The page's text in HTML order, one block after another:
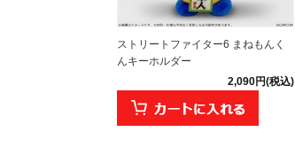
ストリートファイター6 まねもんく
んキーホルダー
2,090円(税込)